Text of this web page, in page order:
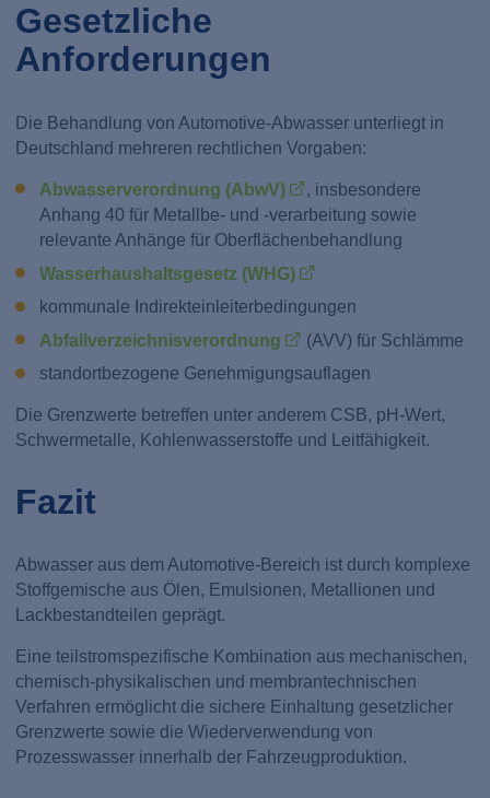
Gesetzliche
Anforderungen
Die Behandlung von Automotive-Abwasser unterliegt in
Deutschland mehreren rechtlichen Vorgaben:
Abwasserverordnung (AbwV)
, insbesondere
Anhang 40 für Metallbe- und -verarbeitung sowie
relevante Anhänge für Oberflächenbehandlung
Wasserhaushaltsgesetz (WHG)
kommunale Indirekteinleiterbedingungen
Abfallverzeichnisverordnung
(AVV) für Schlämme
standortbezogene Genehmigungsauflagen
Die Grenzwerte betreffen unter anderem CSB, pH-Wert,
Schwermetalle, Kohlenwasserstoffe und Leitfähigkeit.
Fazit
Abwasser aus dem Automotive-Bereich ist durch komplexe
Stoffgemische aus Ölen, Emulsionen, Metallionen und
Lackbestandteilen geprägt.
Eine teilstromspezifische Kombination aus mechanischen,
chemisch-physikalischen und membrantechnischen
Verfahren ermöglicht die sichere Einhaltung gesetzlicher
Grenzwerte sowie die Wiederverwendung von
Prozesswasser innerhalb der Fahrzeugproduktion.